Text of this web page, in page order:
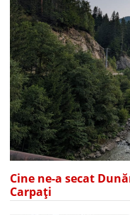
Cine ne-a secat
Carpați